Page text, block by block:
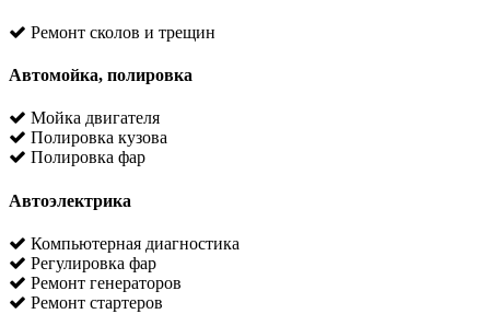
Ремонт сколов и трещин
Автомойка, полировка
Мойка двигателя
Полировка кузова
Полировка фар
Автоэлектрика
Компьютерная диагностика
Регулировка фар
Ремонт генераторов
Ремонт стартеров